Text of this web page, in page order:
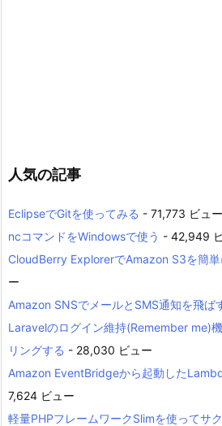
人気の記事
EclipseでGitを使ってみる - 71,773 ビュー
ncコマンドをWindowsで使う - 42,949
CloudBerry ExplorerでAmazon S3を簡単
ー
Amazon SNSでメールとSMS通知を飛ば
Laravelのログイン維持(Remember me)
リングする - 28,030 ビュー
Amazon EventBridgeから起動した
7,624 ビュー
軽量PHPフレームワークSlimを使ってサ